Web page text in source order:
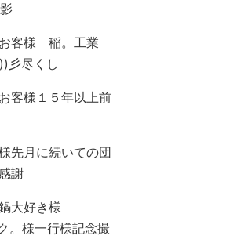
客様 稲。工業
尽くし
客様１５年以上前
先月に続いての団
謝
大好き様
。様一行様記念撮